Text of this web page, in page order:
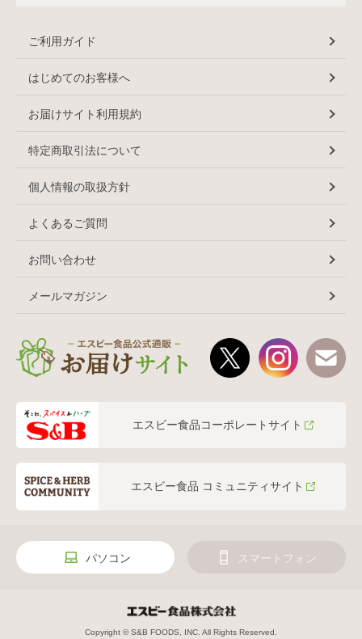
ご利用ガイド
はじめてのお客様へ
お届けサイト利用規約
特定商取引法について
個人情報の取扱方針
よくあるご質問
お問い合わせ
メールマガジン
エスビー食品コーポレートサイト
エスビー食品 コミュニティサイト
パソコン スマートフォン
Copyright © S&B FOODS, INC. All Rights Reserved.